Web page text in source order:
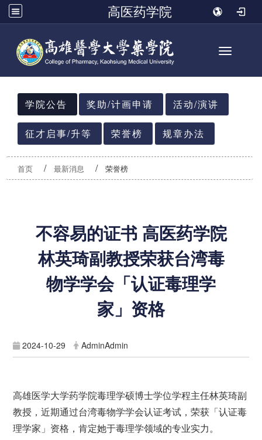
高医药学院
Toggle
:::
学院公告
奖助/计画申请 活动/演讲
征才启事/升等 荣誉榜 规章办法
首页 最新消息 荣誉榜
不容易的证书 高医药学院
林英琦副教授荣获台湾毒
物学学会「认证毒理学
家」资格
2024-10-29 AdminAdmin
高雄医学大学药学院毒理学硕博士学位学程主任林英琦副
教授，近期通过台湾毒物学学会认证考试，荣获「认证毒
理学家」资格，肯定她于毒理学领域的专业实力。